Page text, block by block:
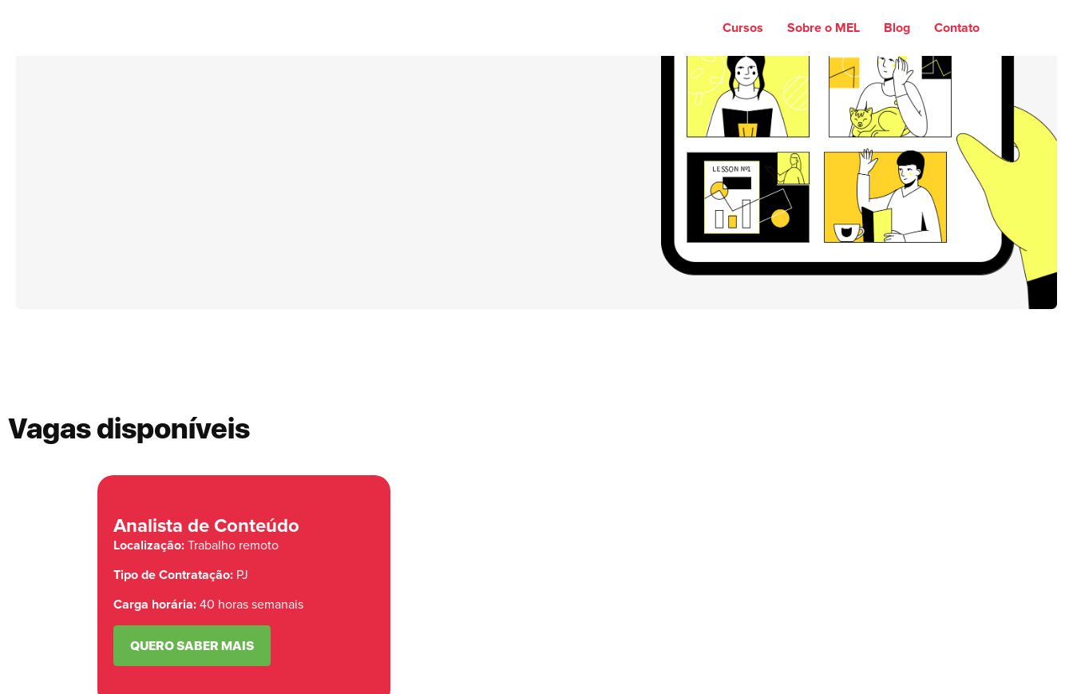
Cursos Sobre o MEL Blog Contato
Vagas disponíveis
Analista de Conteúdo
Localização: Trabalho remoto
Tipo de Contratação: PJ
Carga horária: 40 horas semanais
QUERO SABER MAIS